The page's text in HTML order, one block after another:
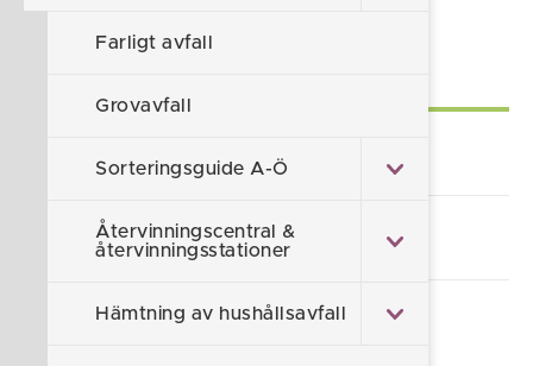
Farligt avfall
Grovavfall
Sorteringsguide A-Ö
Återvinningscentral &
återvinningsstationer
Hämtning av hushållsavfall
Sidan uppdaterad 2026-08-03
Lämna synpunkt/klagomål
Alla e-tjänster och blanketter